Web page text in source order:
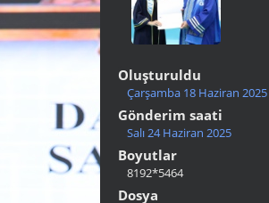
Oluşturuldu
Çarşamba 18 Haziran 2025
Gönderim saati
Salı 24 Haziran 2025
Boyutlar
8192*5464
Dosya